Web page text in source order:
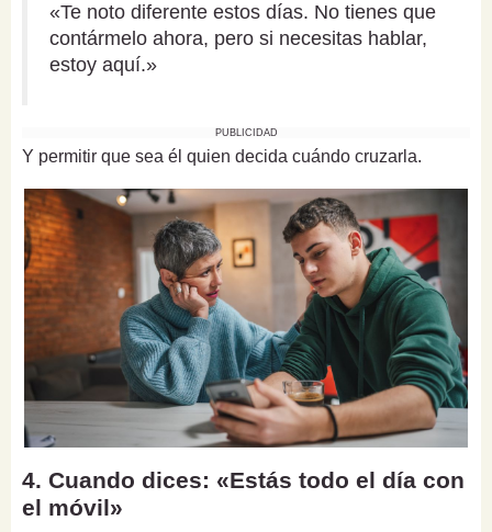
«Te noto diferente estos días. No tienes que
contármelo ahora, pero si necesitas hablar,
estoy aquí.»
PUBLICIDAD
Y permitir que sea él quien decida cuándo cruzarla.
4. Cuando dices: «Estás todo el día con
el móvil»